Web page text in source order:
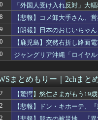
「外国人受け入れ反対」大
【悲報】コメ卸大手さん、
【朗報】日本のおじいちゃ
【鹿児島】突然右折し路面
ジャングリア沖縄「ロイヤ
まとめもりー｜2chまと
【驚愕】悠仁さまがもう19
【悲報】ドン・キホーテ、